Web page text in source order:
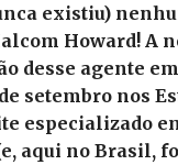
existiu)
Howard! A
desse agente
setembro nos
especializado
aqui no Brasil,